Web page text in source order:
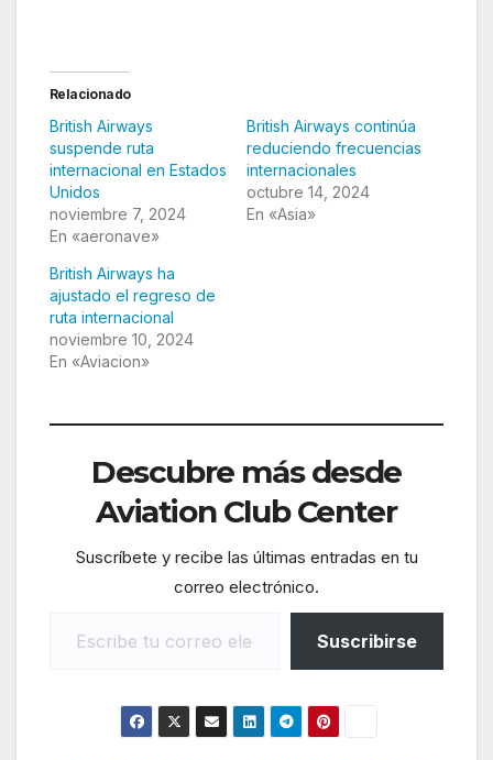
Relacionado
British Airways
suspende ruta
internacional en Estados
Unidos
noviembre 7, 2024
En «aeronave»
British Airways continúa
reduciendo frecuencias
internacionales
octubre 14, 2024
En «Asia»
British Airways ha
ajustado el regreso de
ruta internacional
noviembre 10, 2024
En «Aviacion»
Descubre más desde
Aviation Club Center
Suscríbete y recibe las últimas entradas en tu
correo electrónico.
Suscribirse